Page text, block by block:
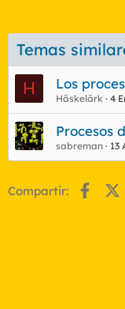
Temas
H
Los
Häskelärk 4
Procesos
sabreman 13
Compartir: